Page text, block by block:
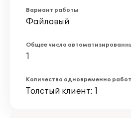
Вариант работы
Файловый
Общее число
1
Количество одновременно
Толстый клиент: 1